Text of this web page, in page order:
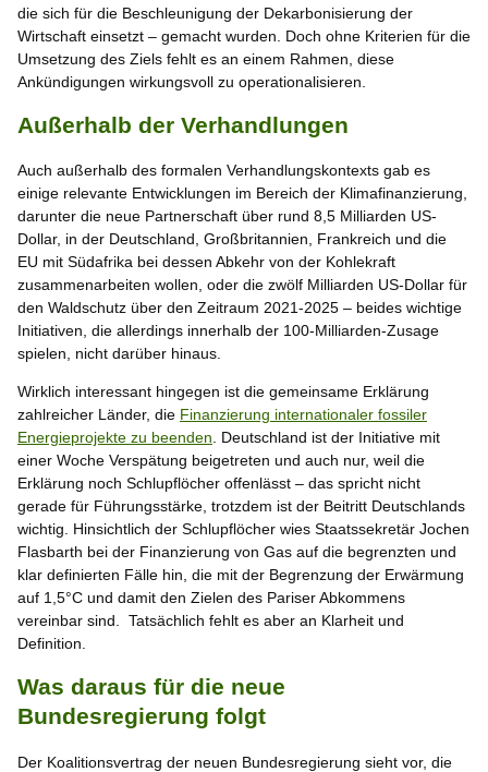
die sich für die Beschleunigung der Dekarbonisierung der
Wirtschaft einsetzt – gemacht wurden. Doch ohne Kriterien für die
Umsetzung des Ziels fehlt es an einem Rahmen, diese
Ankündigungen wirkungsvoll zu operationalisieren.
Außerhalb der Verhandlungen
Auch außerhalb des formalen Verhandlungskontexts gab es
einige relevante Entwicklungen im Bereich der Klimafinanzierung,
darunter die neue Partnerschaft über rund 8,5 Milliarden US-
Dollar, in der Deutschland, Großbritannien, Frankreich und die
EU mit Südafrika bei dessen Abkehr von der Kohlekraft
zusammenarbeiten wollen, oder die zwölf Milliarden US-Dollar für
den Waldschutz über den Zeitraum 2021-2025 – beides wichtige
Initiativen, die allerdings innerhalb der 100-Milliarden-Zusage
spielen, nicht darüber hinaus.
Wirklich interessant hingegen ist die gemeinsame Erklärung
zahlreicher Länder, die Finanzierung internationaler fossiler
Energieprojekte zu beenden. Deutschland ist der Initiative mit
einer Woche Verspätung beigetreten und auch nur, weil die
Erklärung noch Schlupflöcher offenlässt – das spricht nicht
gerade für Führungsstärke, trotzdem ist der Beitritt Deutschlands
wichtig. Hinsichtlich der Schlupflöcher wies Staatssekretär Jochen
Flasbarth bei der Finanzierung von Gas auf die begrenzten und
klar definierten Fälle hin, die mit der Begrenzung der Erwärmung
auf 1,5°C und damit den Zielen des Pariser Abkommens
vereinbar sind. Tatsächlich fehlt es aber an Klarheit und
Definition.
Was daraus für die neue
Bundesregierung folgt
Der Koalitionsvertrag der neuen Bundesregierung sieht vor, die